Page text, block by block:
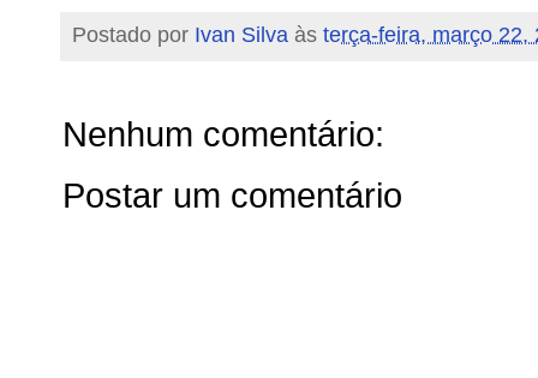
Postado por Ivan Silva às terça-feira, março 22,
Nenhum comentário:
Postar um comentário